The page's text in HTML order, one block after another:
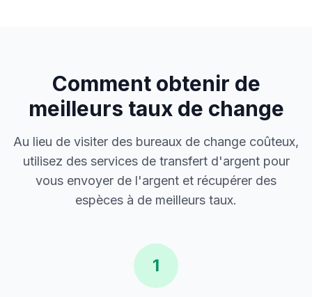
Comment obtenir de
meilleurs taux de change
Au lieu de visiter des bureaux de change coûteux,
utilisez des services de transfert d'argent pour
vous envoyer de l'argent et récupérer des
espèces à de meilleurs taux.
1